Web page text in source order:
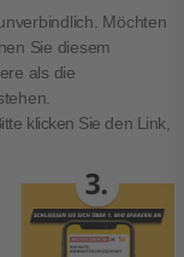
Möchten
Sie diesem
als die
klicken Sie den Link,